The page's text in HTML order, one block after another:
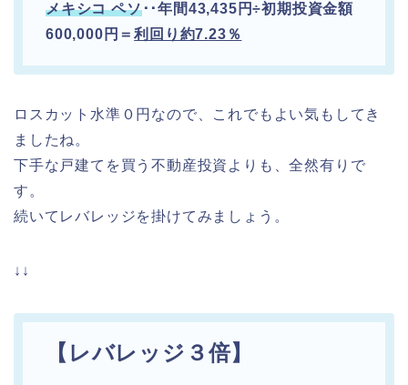
メキシコペソ･･年間43,435円÷初期投資金額
600,000円＝利回り約7.23％
ロスカット水準０円なので、これでもよい気もしてき
ましたね。
下手な戸建てを買う不動産投資よりも、全然有りで
す。
続いてレバレッジを掛けてみましょう。
↓↓
【レバレッジ３倍】